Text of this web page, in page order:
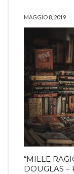
MAGGIO 8, 2019
“MILLE
DOUGLAS –